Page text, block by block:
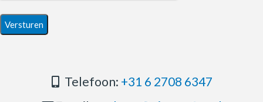
Telefoon: +31 6 2708 6347